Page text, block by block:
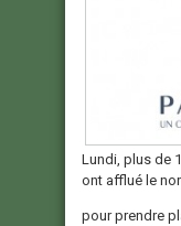
Lundi, plus de
ont afflué le
pour prendre